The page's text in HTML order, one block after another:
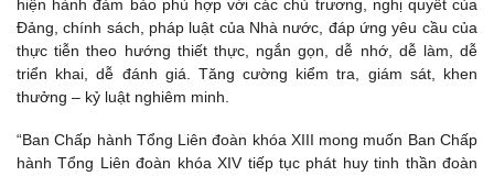
hiện hành đảm bảo phù hợp với các chủ trương, nghị quyết của
Đảng, chính sách, pháp luật của Nhà nước, đáp ứng yêu cầu của
thực tiễn theo hướng thiết thực, ngắn gọn, dễ nhớ, dễ làm, dễ
triển khai, dễ đánh giá. Tăng cường kiểm tra, giám sát, khen
thưởng – kỷ luật nghiêm minh.
“Ban Chấp hành Tổng Liên đoàn khóa XIII mong muốn Ban Chấp
hành Tổng Liên đoàn khóa XIV tiếp tục phát huy tinh thần đoàn